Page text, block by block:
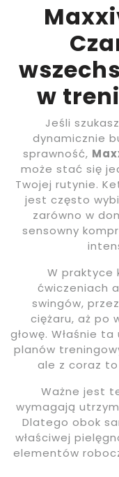
w
Jeśli
dynamicznie
sprawność,
może stać się
Twojej rutynie.
jest często
zarówno w
sensowny
W praktyce
ćwiczeniach
swingów,
ciężaru, aż po
głowę. Właśnie
planów
ale z coraz
Ważne jest
wymagają
Dlatego obok
właściwej
elementów